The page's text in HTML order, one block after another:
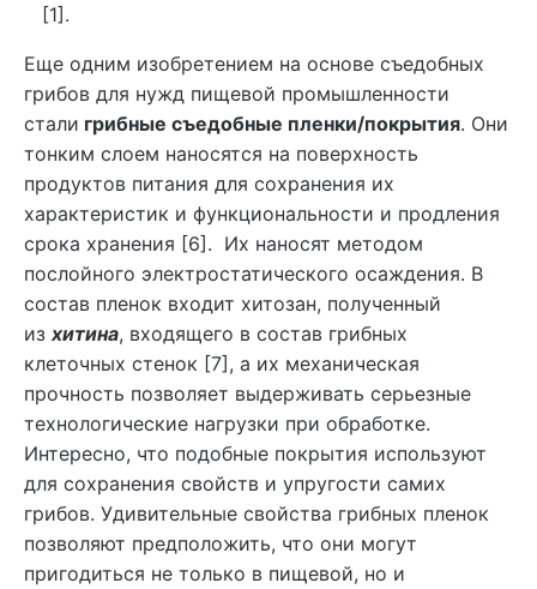
[1].
Еще одним изобретением на основе съедобных
грибов для нужд пищевой промышленности
стали грибные съедобные пленки/покрытия. Они
тонким слоем наносятся на поверхность
продуктов питания для сохранения их
характеристик и функциональности и продления
срока хранения [6]. Их наносят методом
послойного электростатического осаждения. В
состав пленок входит хитозан, полученный
из хитина, входящего в состав грибных
клеточных стенок [7], а их механическая
прочность позволяет выдерживать серьезные
технологические нагрузки при обработке.
Интересно, что подобные покрытия используют
для сохранения свойств и упругости самих
грибов. Удивительные свойства грибных пленок
позволяют предположить, что они могут
пригодиться не только в пищевой, но и